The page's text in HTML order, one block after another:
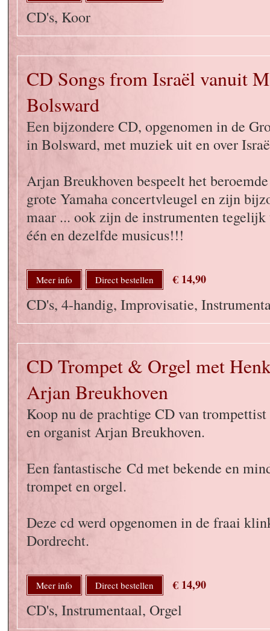
CD's, Koor
CD Songs from Israël vanuit
Bolsward
Een bijzondere CD, opgenomen in de
in Bolsward, met muziek uit en over
Arjan Breukhoven bespeelt het
grote Yamaha concertvleugel en zijn
maar ... ook zijn de instrumenten
één en dezelfde musicus!!!
Meer info Direct bestellen € 14,90
CD's, 4-handig, Improvisatie,
CD Trompet & Orgel met
Arjan Breukhoven
Koop nu de prachtige CD van
en organist Arjan Breukhoven.
Een fantastische Cd met bekende en
trompet en orgel.
Deze cd werd opgenomen in de fraai
Dordrecht.
Meer info Direct bestellen € 14,90
CD's, Instrumentaal, Orgel